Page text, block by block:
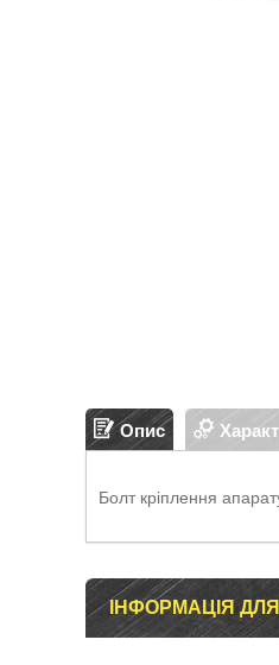
Опис
Болт кріплення
ІНФОРМАЦІЯ